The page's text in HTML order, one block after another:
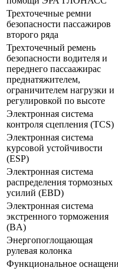
Трехточечные ремни
безопасности пассажиров
второго ряда
Трехточечный ремень
безопасности водителя и
переднего пассаажирас
преднатяжителем,
ограничителем нагрузки и
регулировкой по высоте
Электронная система
контроля сцепления (TCS)
Электронная система
курсовой устойчивости
(ESP)
Электронная система
распределения тормозных
усилий (EBD)
Электронная система
экстренного торможения
(BA)
Энергопоглощающая
рулевая колонка
Функциональное